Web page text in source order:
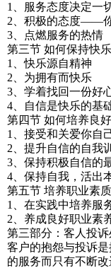
1、服务态度决定一
2、积极的态度——
3、点燃服务的热情
第三节 如何保持快
1、快乐源自精神
2、为拥有而快乐
3、学着找回一份好
4、自信是快乐的基
第四节 如何培养良
1、接受和关爱你自
2、提升自信的自我
3、保持积极自信的
4、保持自我，活出
第五节 培养职业素
1、在实践中培养服
2、养成良好职业素
第三部分：客人投
客户的抱怨与投诉
的服务而只有不断